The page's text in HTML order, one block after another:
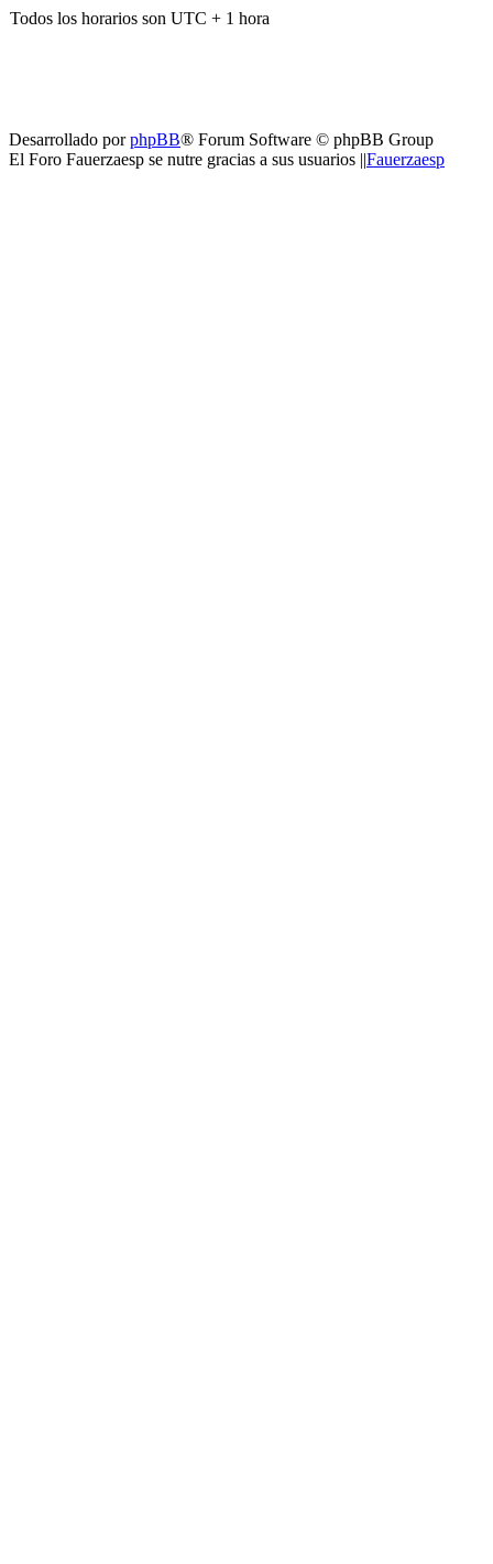
Todos los horarios son UTC + 1 hora
Desarrollado porphpBB® Forum Software © phpBB Group
El Foro Fauerzaesp se nutre gracias a sus usuarios ||Fauerzaesp